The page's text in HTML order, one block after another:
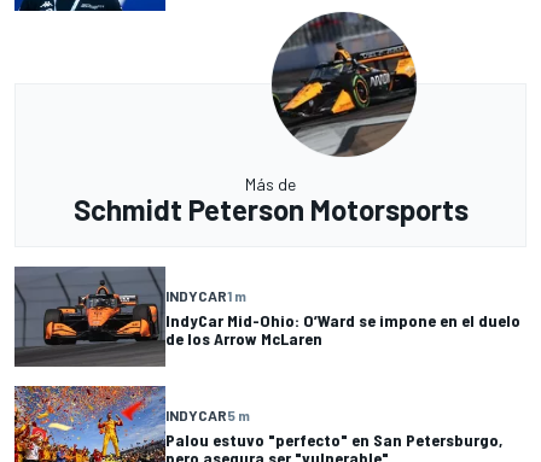
Más de
Schmidt Peterson Motorsports
INDYCAR1 m
IndyCar Mid-Ohio: O’Ward se impone en el duelo
de los Arrow McLaren
INDYCAR5 m
Palou estuvo "perfecto" en San Petersburgo,
pero asegura ser "vulnerable"